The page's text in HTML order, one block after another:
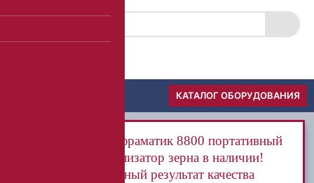
КАТАЛОГ ОБОРУДОВАНИЯ
Инфраматик 8800 портативный
анализатор зерна в наличии!
Точный результат качества